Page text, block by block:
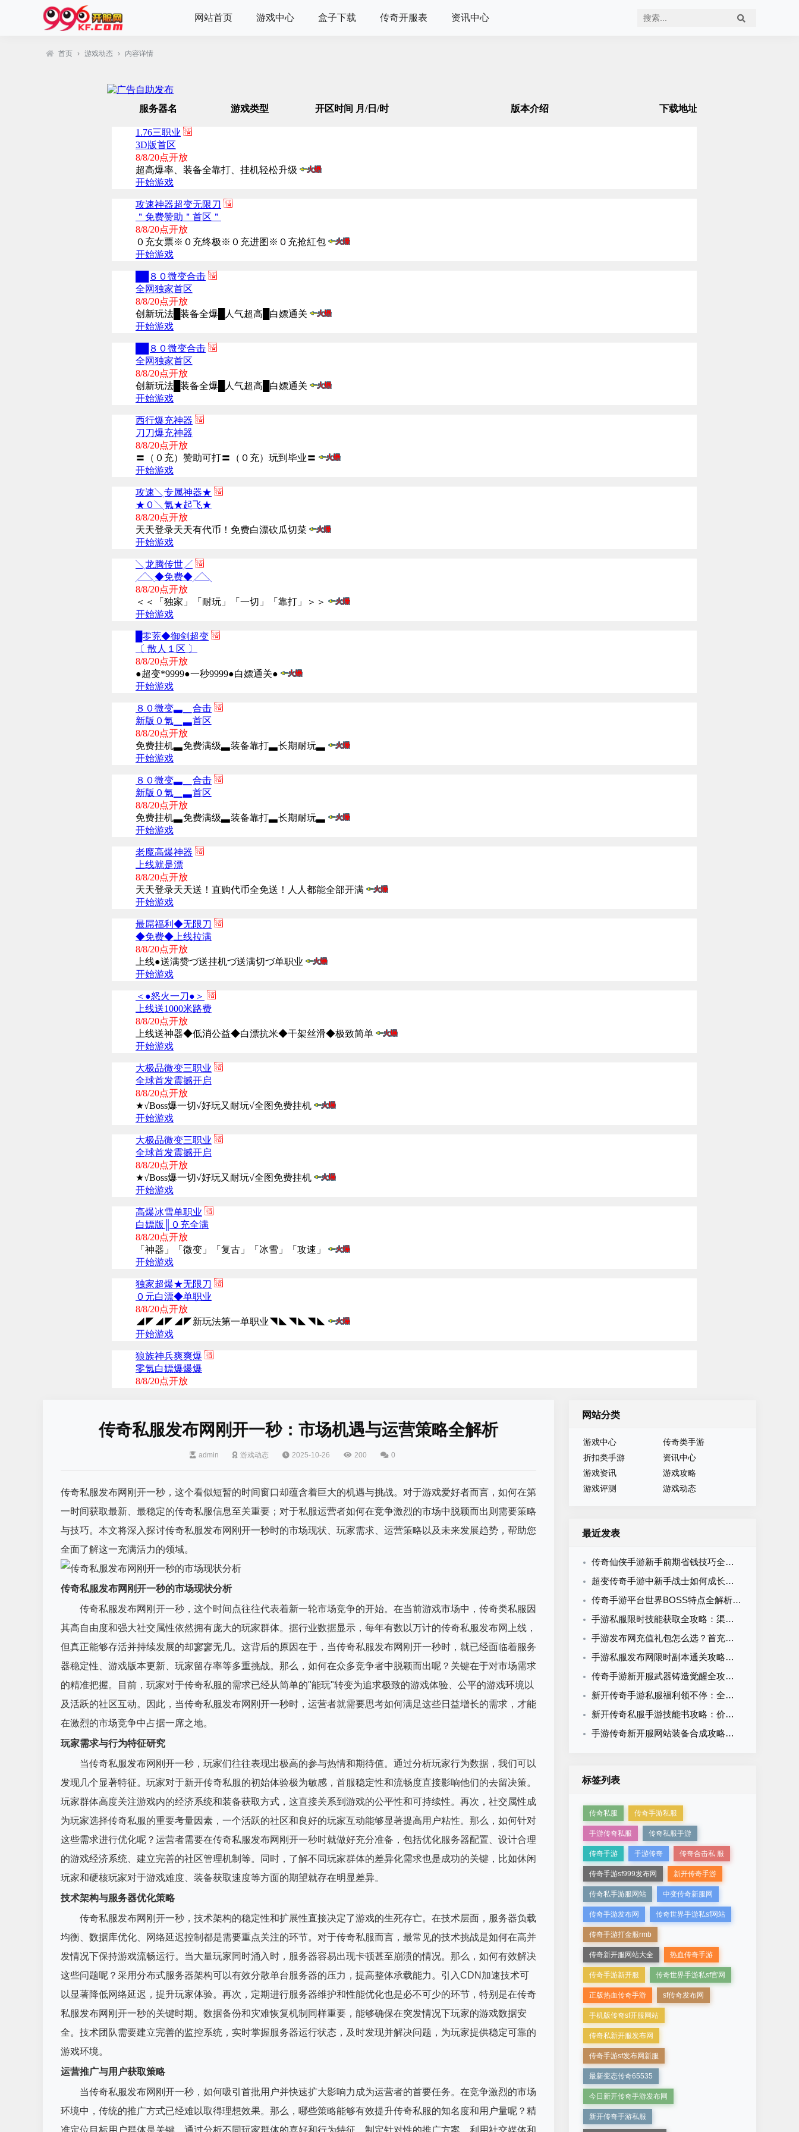
网站首页 游戏中心 盒子下载 传奇开服表 资讯中心
首页 › 游戏动态 › 内容详情
传奇私服发布网刚开一秒：市场机遇与运营策略全解析
admin 游戏动态 2025-10-26 200 0
传奇私服发布网刚开一秒，这个看似短暂的时间窗口却蕴含着巨大的机遇与挑战。对于游戏爱好者而言，如何在第
一时间获取最新、最稳定的传奇私服信息至关重要；对于私服运营者如何在竞争激烈的市场中脱颖而出则需要策略
与技巧。本文将深入探讨传奇私服发布网刚开一秒时的市场现状、玩家需求、运营策略以及未来发展趋势，帮助您
全面了解这一充满活力的领域。
传奇私服发布网刚开一秒的市场现状分析
传奇私服发布网刚开一秒，这个时间点往往代表着新一轮市场竞争的开始。在当前游戏市场中，传奇类私服因
其高自由度和强大社交属性依然拥有庞大的玩家群体。据行业数据显示，每年有数以万计的传奇私服发布网上线，
但真正能够存活并持续发展的却寥寥无几。这背后的原因在于，当传奇私服发布网刚开一秒时，就已经面临着服务
器稳定性、游戏版本更新、玩家留存率等多重挑战。那么，如何在众多竞争者中脱颖而出呢？关键在于对市场需求
的精准把握。目前，玩家对于传奇私服的需求已经从简单的"能玩"转变为追求极致的游戏体验、公平的游戏环境以
及活跃的社区互动。因此，当传奇私服发布网刚开一秒时，运营者就需要思考如何满足这些日益增长的需求，才能
在激烈的市场竞争中占据一席之地。
玩家需求与行为特征研究
当传奇私服发布网刚开一秒，玩家们往往表现出极高的参与热情和期待值。通过分析玩家行为数据，我们可以
发现几个显著特征。玩家对于新开传奇私服的初始体验极为敏感，首服稳定性和流畅度直接影响他们的去留决策。
玩家群体高度关注游戏内的经济系统和装备获取方式，这直接关系到游戏的公平性和可持续性。再次，社交属性成
为玩家选择传奇私服的重要考量因素，一个活跃的社区和良好的玩家互动能够显著提高用户粘性。那么，如何针对
这些需求进行优化呢？运营者需要在传奇私服发布网刚开一秒时就做好充分准备，包括优化服务器配置、设计合理
的游戏经济系统、建立完善的社区管理机制等。同时，了解不同玩家群体的差异化需求也是成功的关键，比如休闲
玩家和硬核玩家对于游戏难度、装备获取速度等方面的期望就存在明显差异。
技术架构与服务器优化策略
传奇私服发布网刚开一秒，技术架构的稳定性和扩展性直接决定了游戏的生死存亡。在技术层面，服务器负载
均衡、数据库优化、网络延迟控制都是需要重点关注的环节。对于传奇私服而言，最常见的技术挑战是如何在高并
发情况下保持游戏流畅运行。当大量玩家同时涌入时，服务器容易出现卡顿甚至崩溃的情况。那么，如何有效解决
这些问题呢？采用分布式服务器架构可以有效分散单台服务器的压力，提高整体承载能力。引入CDN加速技术可
以显著降低网络延迟，提升玩家体验。再次，定期进行服务器维护和性能优化也是必不可少的环节，特别是在传奇
私服发布网刚开一秒的关键时期。数据备份和灾难恢复机制同样重要，能够确保在突发情况下玩家的游戏数据安
全。技术团队需要建立完善的监控系统，实时掌握服务器运行状态，及时发现并解决问题，为玩家提供稳定可靠的
游戏环境。
运营推广与用户获取策略
当传奇私服发布网刚开一秒，如何吸引首批用户并快速扩大影响力成为运营者的首要任务。在竞争激烈的市场
环境中，传统的推广方式已经难以取得理想效果。那么，哪些策略能够有效提升传奇私服的知名度和用户量呢？精
准定位目标用户群体是关键，通过分析不同玩家群体的喜好和行为特征，制定针对性的推广方案。利用社交媒体和
网站分类
游戏中心
传奇类手游
折扣类手游
资讯中心
游戏资讯
游戏攻略
游戏评测
游戏动态
最近发表
传奇仙侠手游新手前期省钱技巧全攻略：零氪微氪资源规划与消费避坑指南
超变传奇手游中新手战士如何成长：从一刀被秒到全服霸主的进阶路线
传奇手游平台世界BOSS特点全解析：刷新机制与击杀策略
手游私服限时技能获取全攻略：渠道周期与材料准备指南
手游发布网充值礼包怎么选？首充月卡累充限时礼包性价比全解析
手游私服发布网限时副本通关攻略：时间分配与效率打法全解析
传奇手游新开服武器铸造觉醒全攻略：从入门到神兵的系统养成指南
新开传奇手游私服福利领不停：全类型福利拆解与最大化领取攻略
新开传奇私服手游技能书攻略：价值评估、获取途径与职业优先级
手游传奇新开服网站装备合成攻略：材料大全与成功率提升技巧
标签列表
传奇私服 传奇手游私服
手游传奇私服 传奇私服手游
传奇手游 手游传奇 传奇合击私 服
传奇手游sf999发布网 新开传奇手游
传奇私手游服网站 中变传奇新服网
传奇手游发布网 传奇世界手游私sf网站
传奇手游打金服rmb
传奇新开服网站大全 热血传奇手游
传奇手游新开服 传奇世界手游私sf官网
正版热血传奇手游 sf传奇发布网
手机版传奇sf开服网站
传奇私新开服发布网
传奇手游sf发布网新服
最新变态传奇65535
今日新开传奇手游发布网
新开传奇手游私服